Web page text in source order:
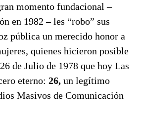
momento fundacional –
en 1982 – les “robo” sus
pública un merecido honor a
quienes hicieron posible
de Julio de 1978 que hoy Las
eterno: 26, un legítimo
Masivos de Comunicación